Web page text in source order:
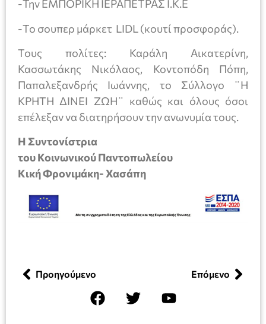
-Την ΕΜΠΟΡΙΚΗ ΙΕΡΑΠΕΤΡΑΣ Ι.Κ.Ε
-Το σουπερ μάρκετ LIDL (κουτί προσφοράς).
Τους πολίτες: Καράλη Αικατερίνη,
Κασσωτάκης Νικόλαος, Κοντοπόδη Πόπη,
Παπαλεξανδρής Ιωάννης, το Σύλλογο ¨Η
ΚΡΗΤΗ ΔΙΝΕΙ ΖΩΗ¨ καθώς και όλους όσοι
επέλεξαν να διατηρήσουν την ανωνυμία τους.
Η Συντονίστρια
του Κοινωνικού Παντοπωλείου
Κική Φρονιμάκη- Χασάπη
Προηγούμενο Επόμενο